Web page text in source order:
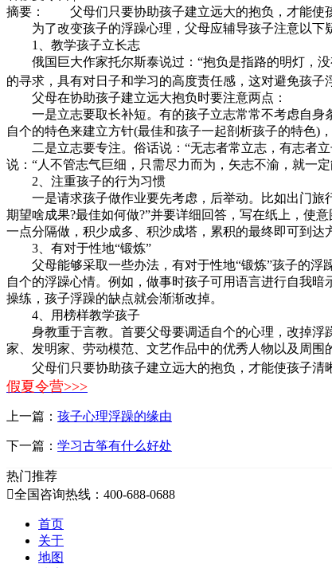
摘要：
父母们只要协助孩子建立远大的抱负，才能使孩
为了改变孩子的浮躁心理，父母应辅导孩子注意以下
1、教学孩子立长志
俄国巨大作家托尔斯泰说过：“抱负是指路的明灯，没
的寻求，具有对日子和学习的高度责任感，这对避免孩子
父母在协助孩子建立远大抱负时要注意两点：
一是立志要取长补短。有的孩子立志常常不考虑自身
自个的特色来建立方针(最佳和孩子一起剖析孩子的特色)
二是立志要专注。俗话说：“无志者常立志，有志者立
说：“人不管志气巨细，只需尽力而为，矢志不渝，就一定
2、注重孩子的行为习惯
一是请求孩子做作业要先考虑，后举动。比如出门旅
期望啥成果?最佳如何做?”并要详细回答，写在纸上，使
一点分隔做，积少成多、积沙成塔，累积的最终即可到达
3、有对于性地“锻炼”
父母能够采取一些办法，有对于性地“锻炼”孩子的浮
自个的浮躁心情。例如，做事时孩子可用语言进行自我
操练，孩子浮躁的缺点就会渐渐改掉。
4、用榜样教学孩子
身教重于言教。首要父母要调适自个的心理，改掉浮
家、发明家、劳动模范、文艺作品中的优秀人物以及周
父母们只要协助孩子建立远大的抱负，才能使孩子清
假夏令营>>>
上一篇： 孩子心理浮躁的缘由
下一篇： 学习古筝有什么好处
热门推荐
全国咨询热线：400-688-0688
首页
关于
地图